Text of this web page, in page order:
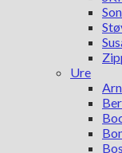
Ure